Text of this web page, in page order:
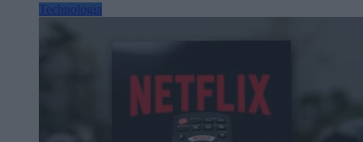
Technologia